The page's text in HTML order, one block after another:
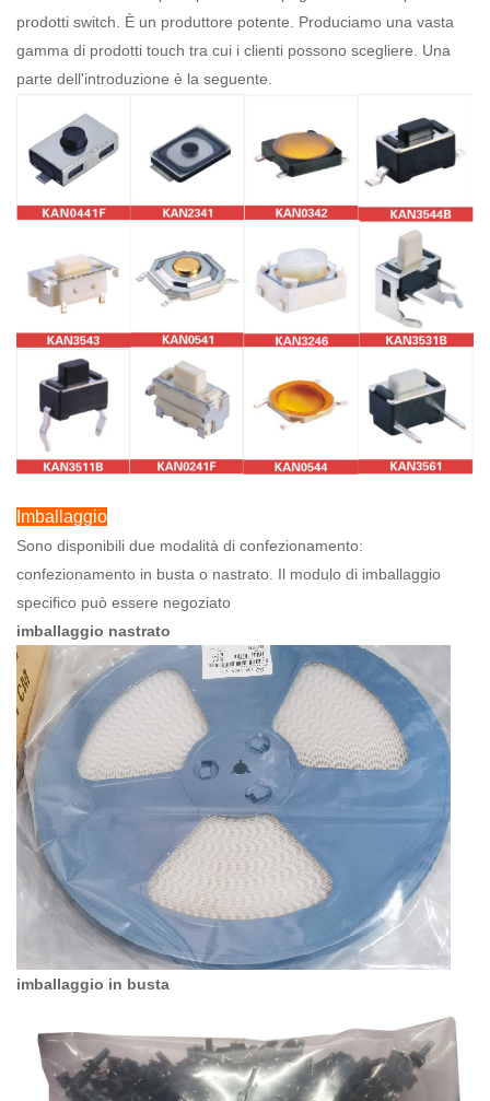
prodotti switch. È un produttore potente. Produciamo una vasta
gamma di prodotti touch tra cui i clienti possono scegliere.
Una
parte dell'introduzione è la seguente.
Imballaggio
Sono disponibili due modalità di confezionamento:
confezionamento in busta o nastrato. Il modulo di imballaggio
specifico può essere negoziato
imballaggio nastrato
imballaggio in busta